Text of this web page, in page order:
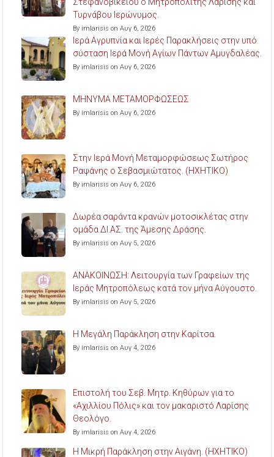
Στεφανοβικείου ο Μητροπολίτης Λαρίσης και
Τυρνάβου Ιερώνυμος.
By imlarisis on Αυγ 6, 2026
Ιερά Αγρυπνία και Ιερές Παρακλήσεις στην υπό
σύσταση Ιερά Μονή Αγίων Πάντων Αμυγδαλέας.
By imlarisis on Αυγ 6, 2026
ΜΗΝΥΜΑ ΜΕΤΑΜΟΡΦΩΣΕΩΣ
By imlarisis on Αυγ 6, 2026
Στην Ιερά Μονή Μεταμορφώσεως Σωτήρος
Ραψάνης ο Σεβασμιώτατος. (ΗΧΗΤΙΚΟ)
By imlarisis on Αυγ 6, 2026
Δωρέα σαράντα κρανών μοτοσικλέτας στην
ομάδα ΔΙ.ΑΣ. της Άμεσης Δράσης.
By imlarisis on Αυγ 5, 2026
ΑΝΑΚΟΙΝΩΣΗ: Λειτουργία των Γραφείων της
Ιεράς Μητροπόλεως κατά τον μήνα Αύγουστο.
By imlarisis on Αυγ 5, 2026
Η Μεγάλη Παράκληση στην Καρίτσα.
By imlarisis on Αυγ 4, 2026
Επιστολή του Σεβ. Μητρ. Κηθύρων για το
«Αχιλλίου Πόλις» και τον μακαριστό Λαρίσης
Θεολόγο.
By imlarisis on Αυγ 4, 2026
Η Μικρή Παράκληση στην Αιγάνη. (ΗΧΗΤΙΚΟ)